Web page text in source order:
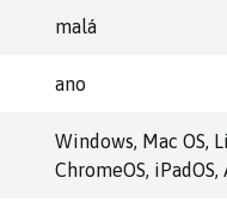
malá
ano
Windows, Mac OS,
ChromeOS, iPadOS,